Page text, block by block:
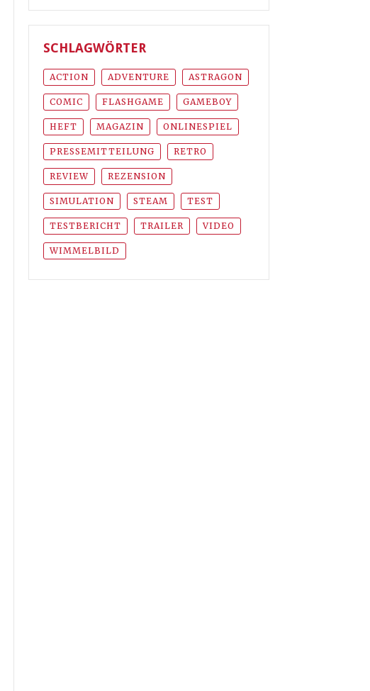
SCHLAGWÖRTER
ACTION ADVENTURE ASTRAGON
COMIC FLASHGAME GAMEBOY
HEFT MAGAZIN ONLINESPIEL
PRESSEMITTEILUNG RETRO
REVIEW REZENSION
SIMULATION STEAM TEST
TESTBERICHT TRAILER VIDEO
WIMMELBILD